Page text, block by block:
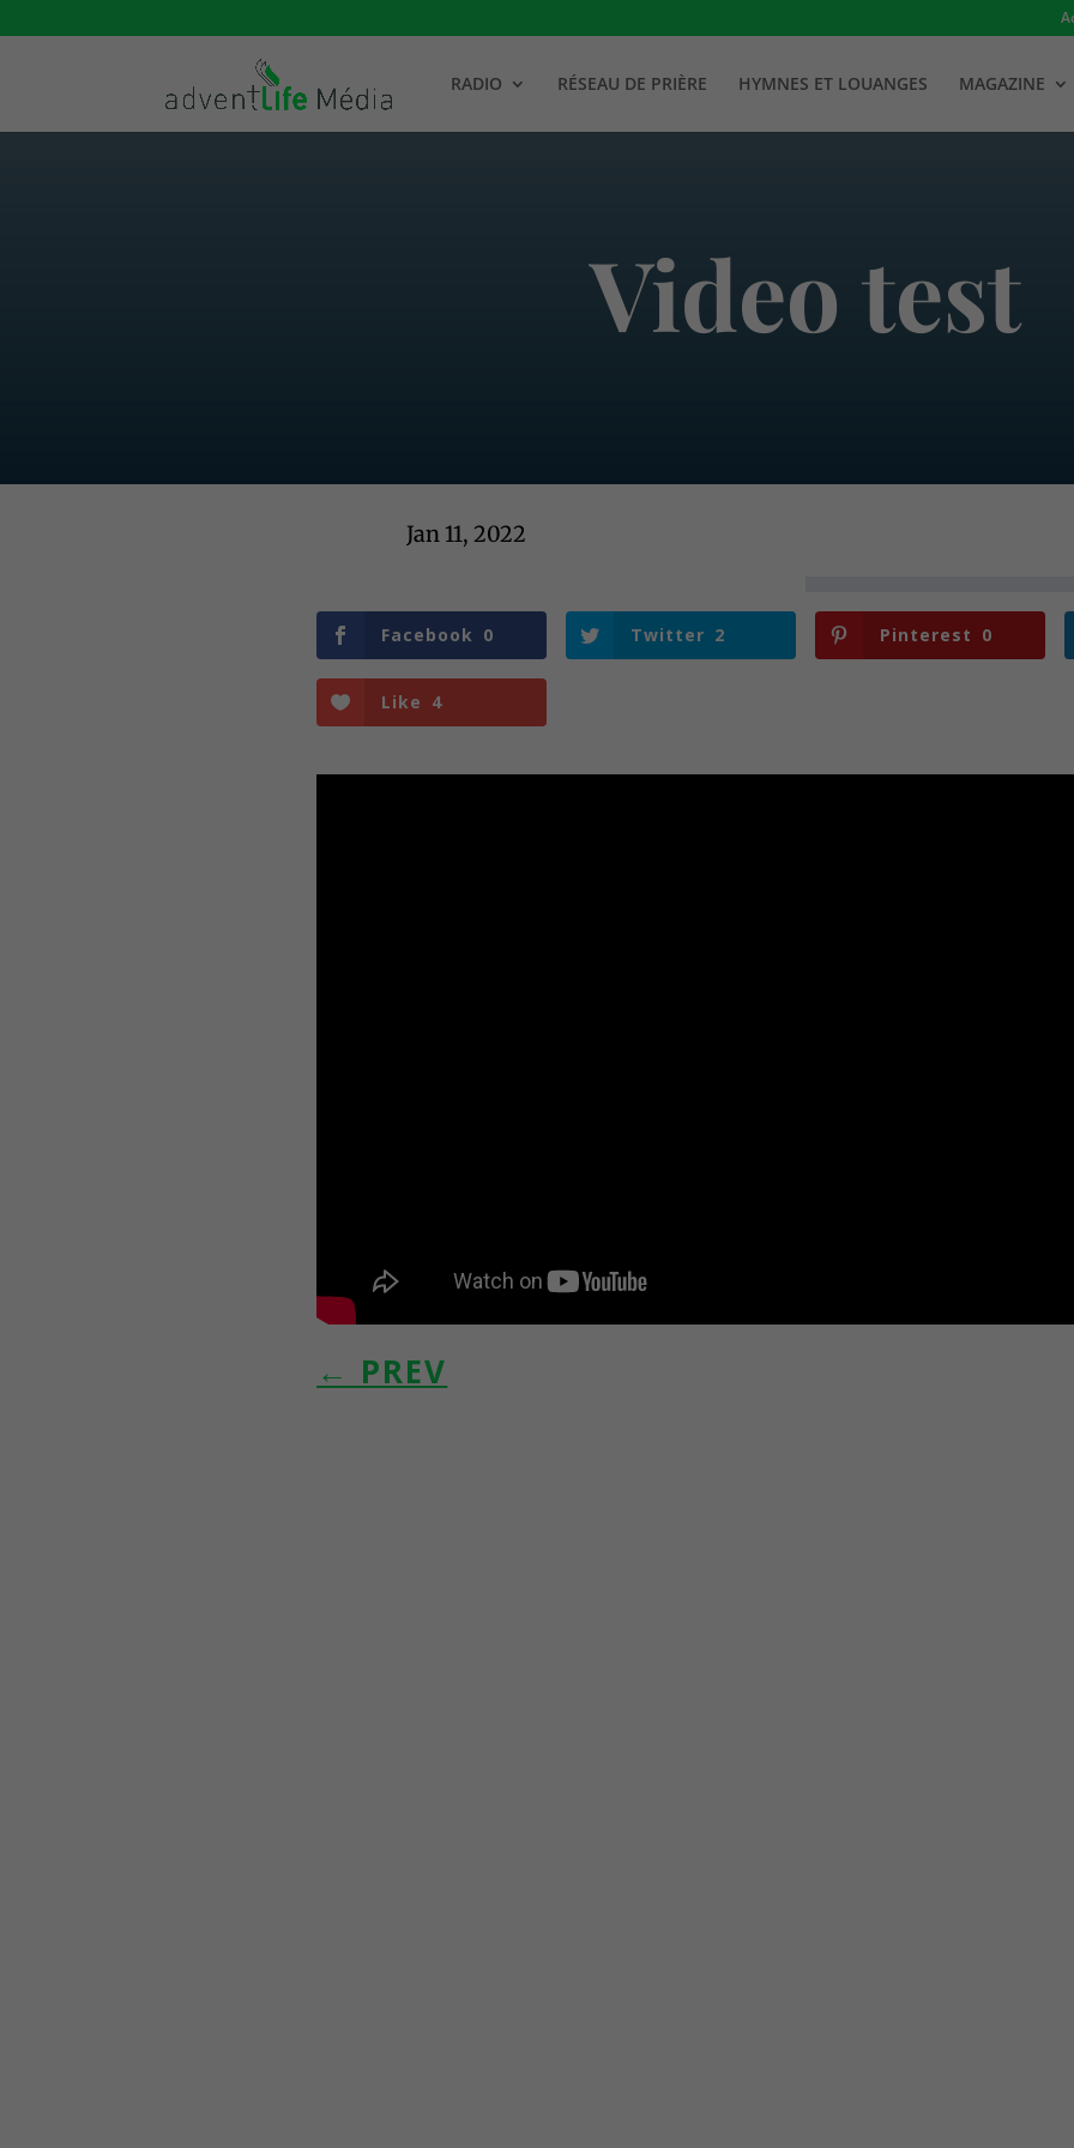
RADIO RÉSEAU DE PRIÈRE HYMNES ET LOUANGES MAGAZINE
Video test
Jan 11, 2022
Facebook 0 Twitter 2 Pinterest 0
Like 4
← PREV